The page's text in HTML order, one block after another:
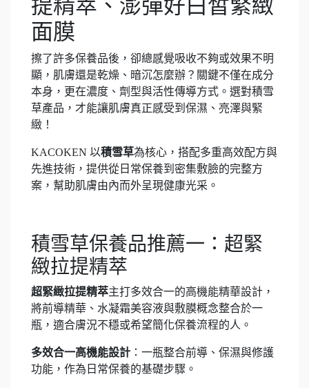
提精萃、澎彈好白皙緊緻
面膜
擦了許多保養品後，卻總感覺吸收不夠或效果不明
顯，肌膚還是乾燥、暗沉怎麼辦？關鍵不僅在成分
本身，更在濃度、劑型與活性傳導方式。選對積雪
草產品，才能讓肌膚真正感受到保濕、亮澤與緊
緻！
KACOKEN 以積雪草為核心，搭配多重高效配方與
先進技術，提供從日常保養到密集敷臉的完整方
案，幫助肌膚由內而外呈現健康光采。
積雪草保養品推薦一：超緊
緻拉提精萃
超緊緻拉提精萃主打多效合一的高機能精華設計，
將前導精華、水凝霜美容液與敷膜概念整合於一
瓶，適合膚況不穩或希望簡化保養流程的人。
多效合一高機能設計 ：一瓶整合前導、保濕與修護
功能，作為日常保養的基礎步驟。